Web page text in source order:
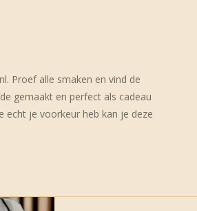
Proef alle smaken en vind de
gemaakt en perfect als cadeau
echt je voorkeur heb kan je deze